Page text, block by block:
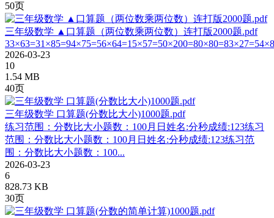
50页
三年级数学 ▲口算题（两位数乘两位数）连打版2000题.pdf
2026-03-23
10
1.54 MB
40页
三年级数学 口算题(分数比大小)1000题.pdf
练习范围：分数比大小题数：100月日姓名:分秒成绩:123练习
范围：分数比大小题数：100月日姓名:分秒成绩:123练习范
围：分数比大小题数：100...
2026-03-23
6
828.73 KB
30页